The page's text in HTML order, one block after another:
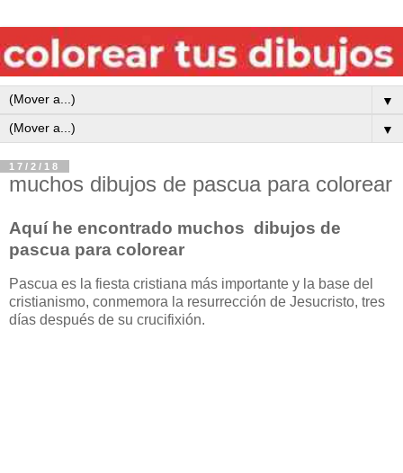
▼
▼
17/2/18
muchos dibujos de pascua para colorear
Aquí he encontrado muchos dibujos de
pascua para colorear
Pascua es la fiesta cristiana más importante y la base del
cristianismo, conmemora la resurrección de Jesucristo, tres
días después de su crucifixión.